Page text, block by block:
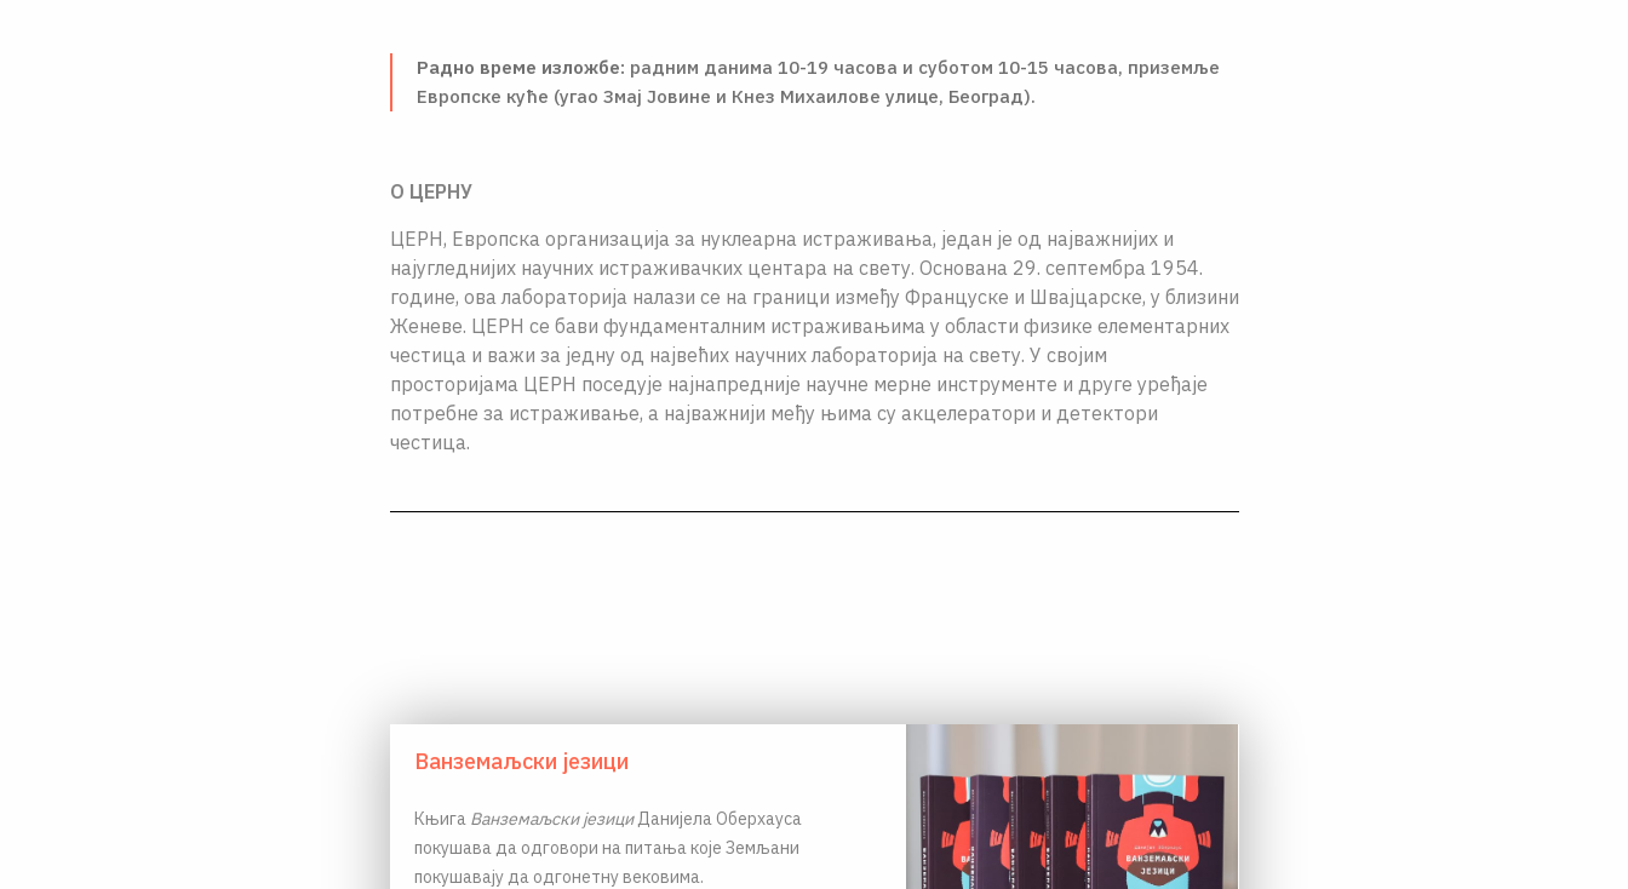
Радно време изложбе: радним данима 10-19 часова и суботом 10-15 часова, приземље
Европске куће (угао Змај Јовине и Кнез Михаилове улице, Београд).
О ЦЕРНУ
ЦЕРН, Европска организација за нуклеарна истраживања, један је од најважнијих и
најугледнијих научних истраживачких центара на свету. Основана 29. септембра 1954.
године, ова лабораторија налази се на граници између Француске и Швајцарске, у близини
Женеве. ЦЕРН се бави фундаменталним истраживањима у области физике елементарних
честица и важи за једну од највећих научних лабораторија на свету. У својим
просторијама ЦЕРН поседује најнапредније научне мерне инструменте и друге уређаје
потребне за истраживање, а најважнији међу њима су акцелератори и детектори
честица.
Ванземаљски језици
Књига Ванземаљски језициДанијела Оберхауса
покушава да одговори на питања које Земљани
покушавају да одгонетну вековима.